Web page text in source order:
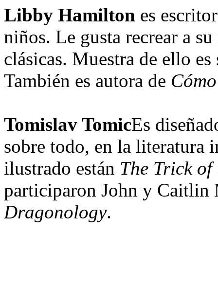
Libby Hamilton es
niños. Le gusta recrear a
clásicas. Muestra de ello
También es autora de
Tomislav TomicEs
sobre todo, en la literatura
ilustrado están The Trick of
participaron John y Caitlin
Dragonology.